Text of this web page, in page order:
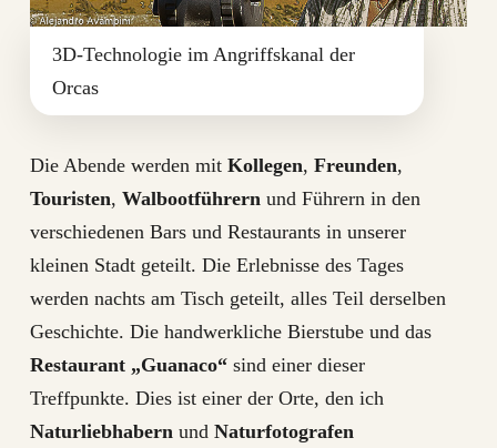
3D-Technologie im Angriffskanal der
Orcas
Die Abende werden mit Kollegen, Freunden,
Touristen, Walbootführern und Führern in den
verschiedenen Bars und Restaurants in unserer
kleinen Stadt geteilt. Die Erlebnisse des Tages
werden nachts am Tisch geteilt, alles Teil derselben
Geschichte. Die handwerkliche Bierstube und das
Restaurant „Guanaco“sind einer dieser
Treffpunkte. Dies ist einer der Orte, den ich
Naturliebhabern und Naturfotografen